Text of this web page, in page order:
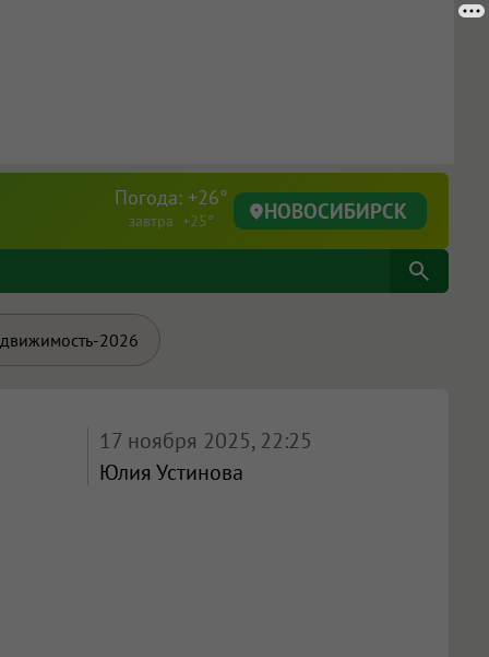
Погода: +26°
завтра +25° НОВОСИБИРСК
2026
17 ноября 2025, 22:25
Юлия Устинова